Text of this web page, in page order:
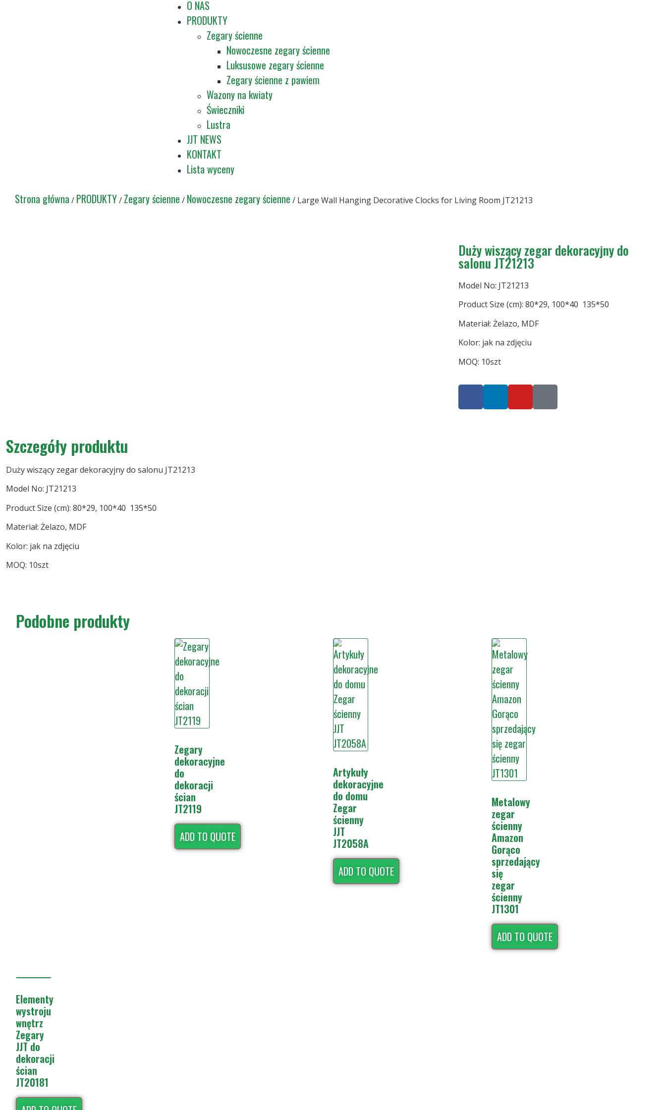
O NAS
PRODUKTY
Zegary ścienne
Nowoczesne zegary ścienne
Luksusowe zegary ścienne
Zegary ścienne z pawiem
Wazony na kwiaty
Świeczniki
Lustra
JJT NEWS
KONTAKT
Lista wyceny
Strona główna/ PRODUKTY/ Zegary ścienne / Nowoczesne zegary ścienne / Large Wall Hanging Decorative Clocks for Living Room JT21213
Duży wiszący zegar dekoracyjny do
salonu JT21213
Model No: JT21213
Product Size (cm): 80*29, 100*40 135*50
Materiał: Żelazo, MDF
Kolor: jak na zdjęciu
MOQ: 10szt
Szczegóły produktu
Duży wiszący zegar dekoracyjny do salonu JT21213
Model No: JT21213
Product Size (cm): 80*29, 100*40 135*50
Materiał: Żelazo, MDF
Kolor: jak na zdjęciu
MOQ: 10szt
Podobne produkty
Zegary
dekoracyjne
do
dekoracji
ścian
JT2119
ADD TO QUOTE
Artykuły
dekoracyjne
do domu
Zegar
ścienny
JJT
JT2058A
ADD TO QUOTE
Metalowy
zegar
ścienny
Amazon
Gorąco
sprzedający
się
zegar
ścienny
JT1301
ADD TO QUOTE
Elementy
wystroju
wnętrz
Zegary
JJT do
dekoracji
ścian
JT20181